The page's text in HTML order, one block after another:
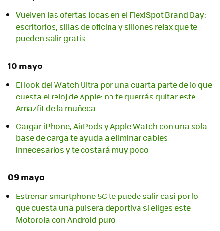
Vuelven las ofertas locas en el FlexiSpot Brand Day:
escritorios, sillas de oficina y sillones relax que te
pueden salir gratis
10 mayo
El look del Watch Ultra por una cuarta parte de lo que
cuesta el reloj de Apple: no te querrás quitar este
Amazfit de la muñeca
Cargar iPhone, AirPods y Apple Watch con una sola
base de carga te ayuda a eliminar cables
innecesarios y te costará muy poco
09 mayo
Estrenar smartphone 5G te puede salir casi por lo
que cuesta una pulsera deportiva si eliges este
Motorola con Android puro